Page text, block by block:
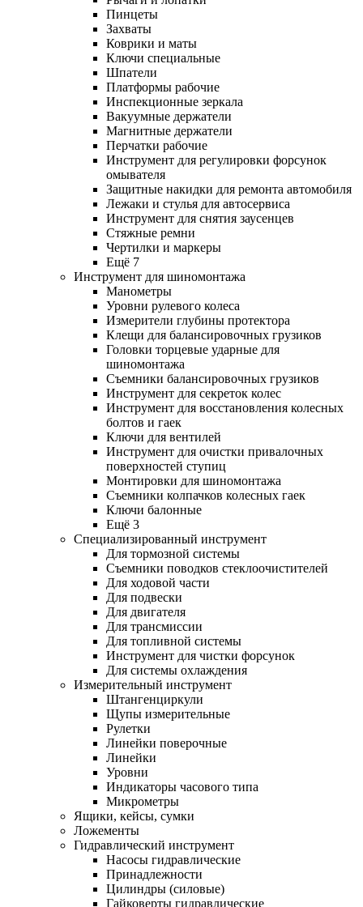
Пинцеты
Захваты
Коврики и маты
Ключи специальные
Шпатели
Платформы рабочие
Инспекционные зеркала
Вакуумные держатели
Магнитные держатели
Перчатки рабочие
Инструмент для регулировки форсунок
омывателя
Защитные накидки для ремонта автомобиля
Лежаки и стулья для автосервиса
Инструмент для снятия заусенцев
Стяжные ремни
Чертилки и маркеры
Ещё 7
Инструмент для шиномонтажа
Манометры
Уровни рулевого колеса
Измерители глубины протектора
Клещи для балансировочных грузиков
Головки торцевые ударные для
шиномонтажа
Съемники балансировочных грузиков
Инструмент для секреток колес
Инструмент для восстановления колесных
болтов и гаек
Ключи для вентилей
Инструмент для очистки привалочных
поверхностей ступиц
Монтировки для шиномонтажа
Съемники колпачков колесных гаек
Ключи балонные
Ещё 3
Специализированный инструмент
Для тормозной системы
Съемники поводков стеклоочистителей
Для ходовой части
Для подвески
Для двигателя
Для трансмиссии
Для топливной системы
Инструмент для чистки форсунок
Для системы охлаждения
Измерительный инструмент
Штангенциркули
Щупы измерительные
Рулетки
Линейки поверочные
Линейки
Уровни
Индикаторы часового типа
Микрометры
Ящики, кейсы, сумки
Ложементы
Гидравлический инструмент
Насосы гидравлические
Принадлежности
Цилиндры (силовые)
Гайковерты гидравлические